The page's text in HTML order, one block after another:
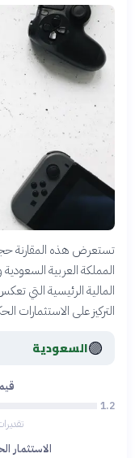
تستعرض هذه المقارنة حجم
المملكة العربية
المالية الرئيسية التي
التركيز على الاستثمارات
🟣السعودية
1.2
تقديرات
الاستثمار